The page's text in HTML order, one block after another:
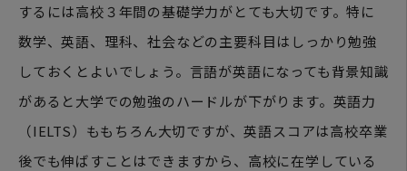
するには高校３年間の基礎学力がとても大切です。特に
数学、英語、理科、社会などの主要科目はしっかり勉強
しておくとよいでしょう。言語が英語になっても背景知識
があると大学での勉強のハードルが下がります。英語力
（IELTS）ももちろん大切ですが、英語スコアは高校卒業
後でも伸ばすことはできますから、高校に在学している